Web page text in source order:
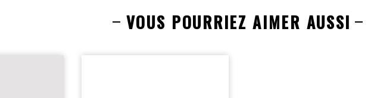
VOUS POURRIEZ AIMER AUSSI